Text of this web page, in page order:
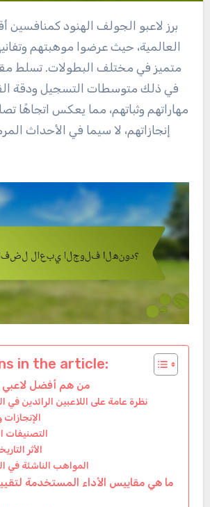
برز لاعبو الجولف الهنود كمنافسين أقوياء على الساحة
العالمية، حيث عرضوا موهبتهم
متميز في مختلف البطولات. تسلط
في ذلك متوسطات التسجيل ودقة
مهاراتهم وثباتهم، مما يعكس اتجاهًا
إنجازاتهم، لا سيما في الأحداث
in the article:
من هم أفضل لاعبي
نظرة عامة على اللاعبين الرائدين في
الإنجازات
التصنيفات
الأثر
المواهب الناشئة في
ما هي مقاييس الأداء المستخدمة